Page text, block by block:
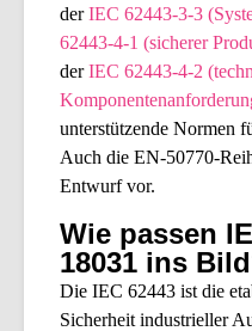
derIEC 62443-3-3
62443-4-1 (sicherer
derIEC 62443-4-2
unterstützende Normen
Auch die EN-50770-
Entwurf vor.
Wie passen
18031 ins
Die IEC 62443 ist die
Sicherheit industrieller